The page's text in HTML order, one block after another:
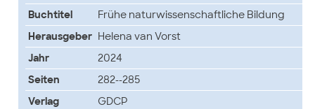
Buchtitel
Frühe naturwissenschaftliche Bildung
Herausgeber Helena van Vorst
Jahr
2024
Seiten
282--285
Verlag
GDCP